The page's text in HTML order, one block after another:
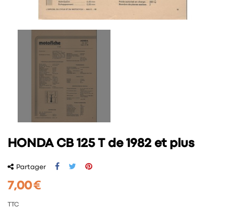
HONDA CB 125 T de 1982 et plus
Partager
7,00 €
TTC